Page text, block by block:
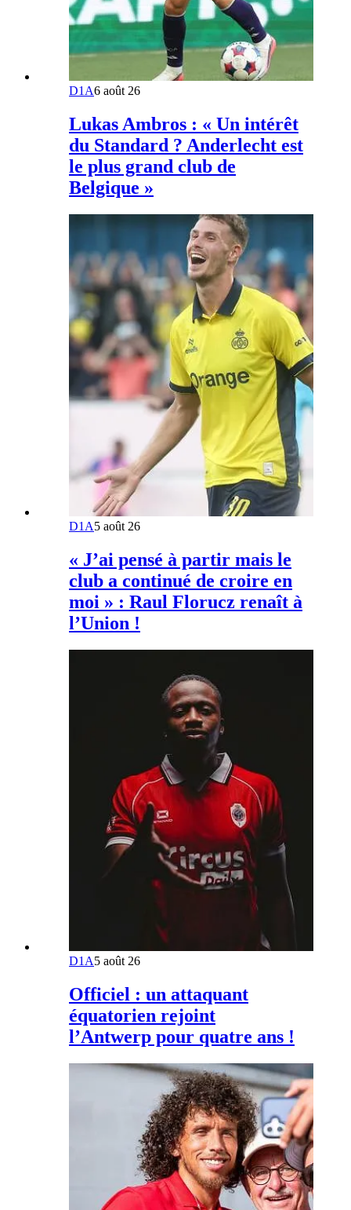
D1A6 août 26
Lukas Ambros : « Un intérêt
du Standard ? Anderlecht est
le plus grand club de
Belgique »
D1A5 août 26
« J’ai pensé à partir mais le
club a continué de croire en
moi » : Raul Florucz renaît à
l’Union !
D1A5 août 26
Officiel : un attaquant
équatorien rejoint
l’Antwerp pour quatre ans !